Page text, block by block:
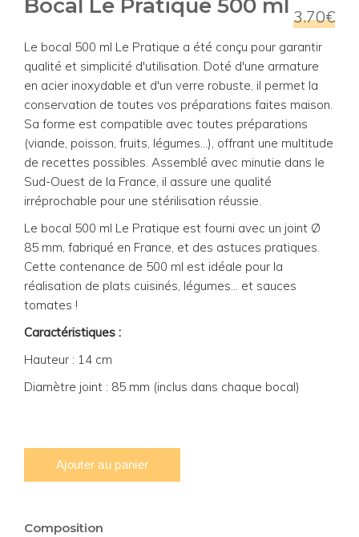
3.70€
Bocal Le Pratique 500 ml
Le bocal 500 ml Le Pratique a été conçu pour garantir
qualité et simplicité d'utilisation. Doté d'une armature
en acier inoxydable et d'un verre robuste, il permet la
conservation de toutes vos préparations faites maison.
Sa forme est compatible avec toutes préparations
(viande, poisson, fruits, légumes...), offrant une multitude
de recettes possibles. Assemblé avec minutie dans le
Sud-Ouest de la France, il assure une qualité
irréprochable pour une stérilisation réussie.
Le bocal 500 ml Le Pratique est fourni avec un joint Ø
85 mm, fabriqué en France, et des astuces pratiques.
Cette contenance de 500 ml est idéale pour la
réalisation de plats cuisinés, légumes... et sauces
tomates !
Caractéristiques :
Hauteur : 14 cm
Diamètre joint : 85 mm (inclus dans chaque bocal)
Composition